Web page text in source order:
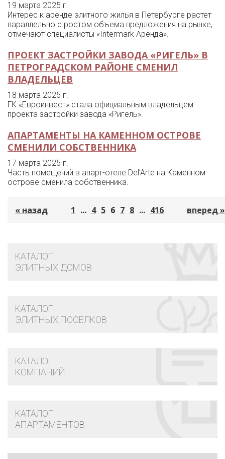
19 марта 2025 г.
Интерес к аренде элитного жилья в Петербурге растет
параллельно с ростом объема предложения на рынке,
отмечают специалисты «Intermark Аренда».
ПРОЕКТ ЗАСТРОЙКИ ЗАВОДА «РИГЕЛЬ» В
ПЕТРОГРАДСКОМ РАЙОНЕ СМЕНИЛ
ВЛАДЕЛЬЦЕВ
18 марта 2025 г.
ГК «Евроинвест» стала официальным владельцем
проекта застройки завода «Ригель».
АПАРТАМЕНТЫ НА КАМЕННОМ ОСТРОВЕ
СМЕНИЛИ СОБСТВЕННИКА
17 марта 2025 г.
Часть помещений в апарт-отеле Del’Arte на Каменном
острове сменила собственника.
« назад 1 ... 4 5 6 7 8 ... 416 вперед »
КАТАЛОГ
ЭЛИТНЫХ ДОМОВ
КАТАЛОГ
ЭЛИТНЫХ ПОСЕЛКОВ
КАТАЛОГ
КОМПАНИЙ
КАТАЛОГ
АПАРТАМЕНТОВ